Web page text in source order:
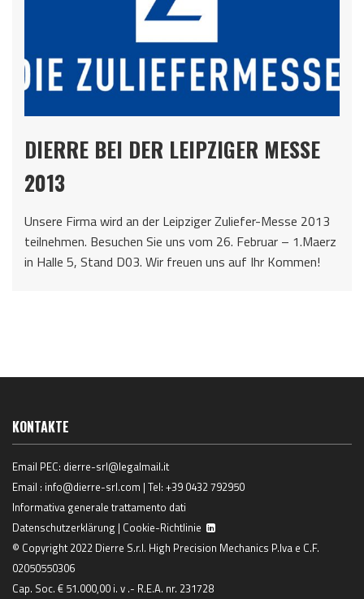
DIERRE BEI DER LEIPZIGER MESSE
2013
Unsere Firma wird an der Leipziger Zuliefer-Messe 2013
teilnehmen. Besuchen Sie uns vom 26. Februar – 1.Maerz
in Halle 5, Stand D03. Wir freuen uns auf Ihr Kommen!
KONTAKTE
Email PEC: dierre-srl@legalmail.it
Email : info@dierre-srl.com | Tel: +39 0432 792950
Informativa generale trattamento dati
Datenschutzerklärung | Cookie-Richtlinie
© Copyright 2022 Dierre S.r.l. High Precision Mechanics P.Iva e C.F.
02050550306
Cap. Soc. € 51.000,00 i. v .- R.E.A. nr. 231728